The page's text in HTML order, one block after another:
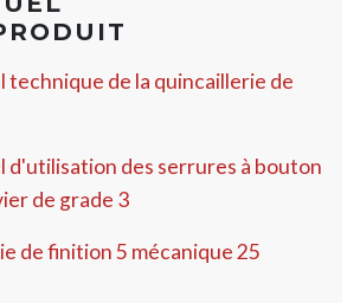
technique de la quincaillerie de
d'utilisation des serrures à bouton
de grade 3
de finition 5 mécanique 25